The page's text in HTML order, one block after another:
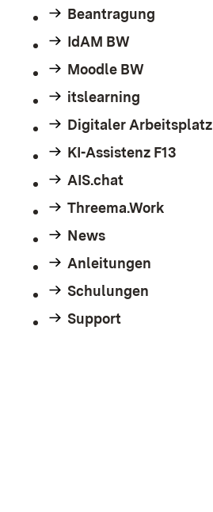
Beantragung
IdAM BW
Moodle BW
itslearning
Digitaler Arbeitsplatz
KI-Assistenz F13
AIS.chat
Threema.Work
News
Anleitungen
Schulungen
Support